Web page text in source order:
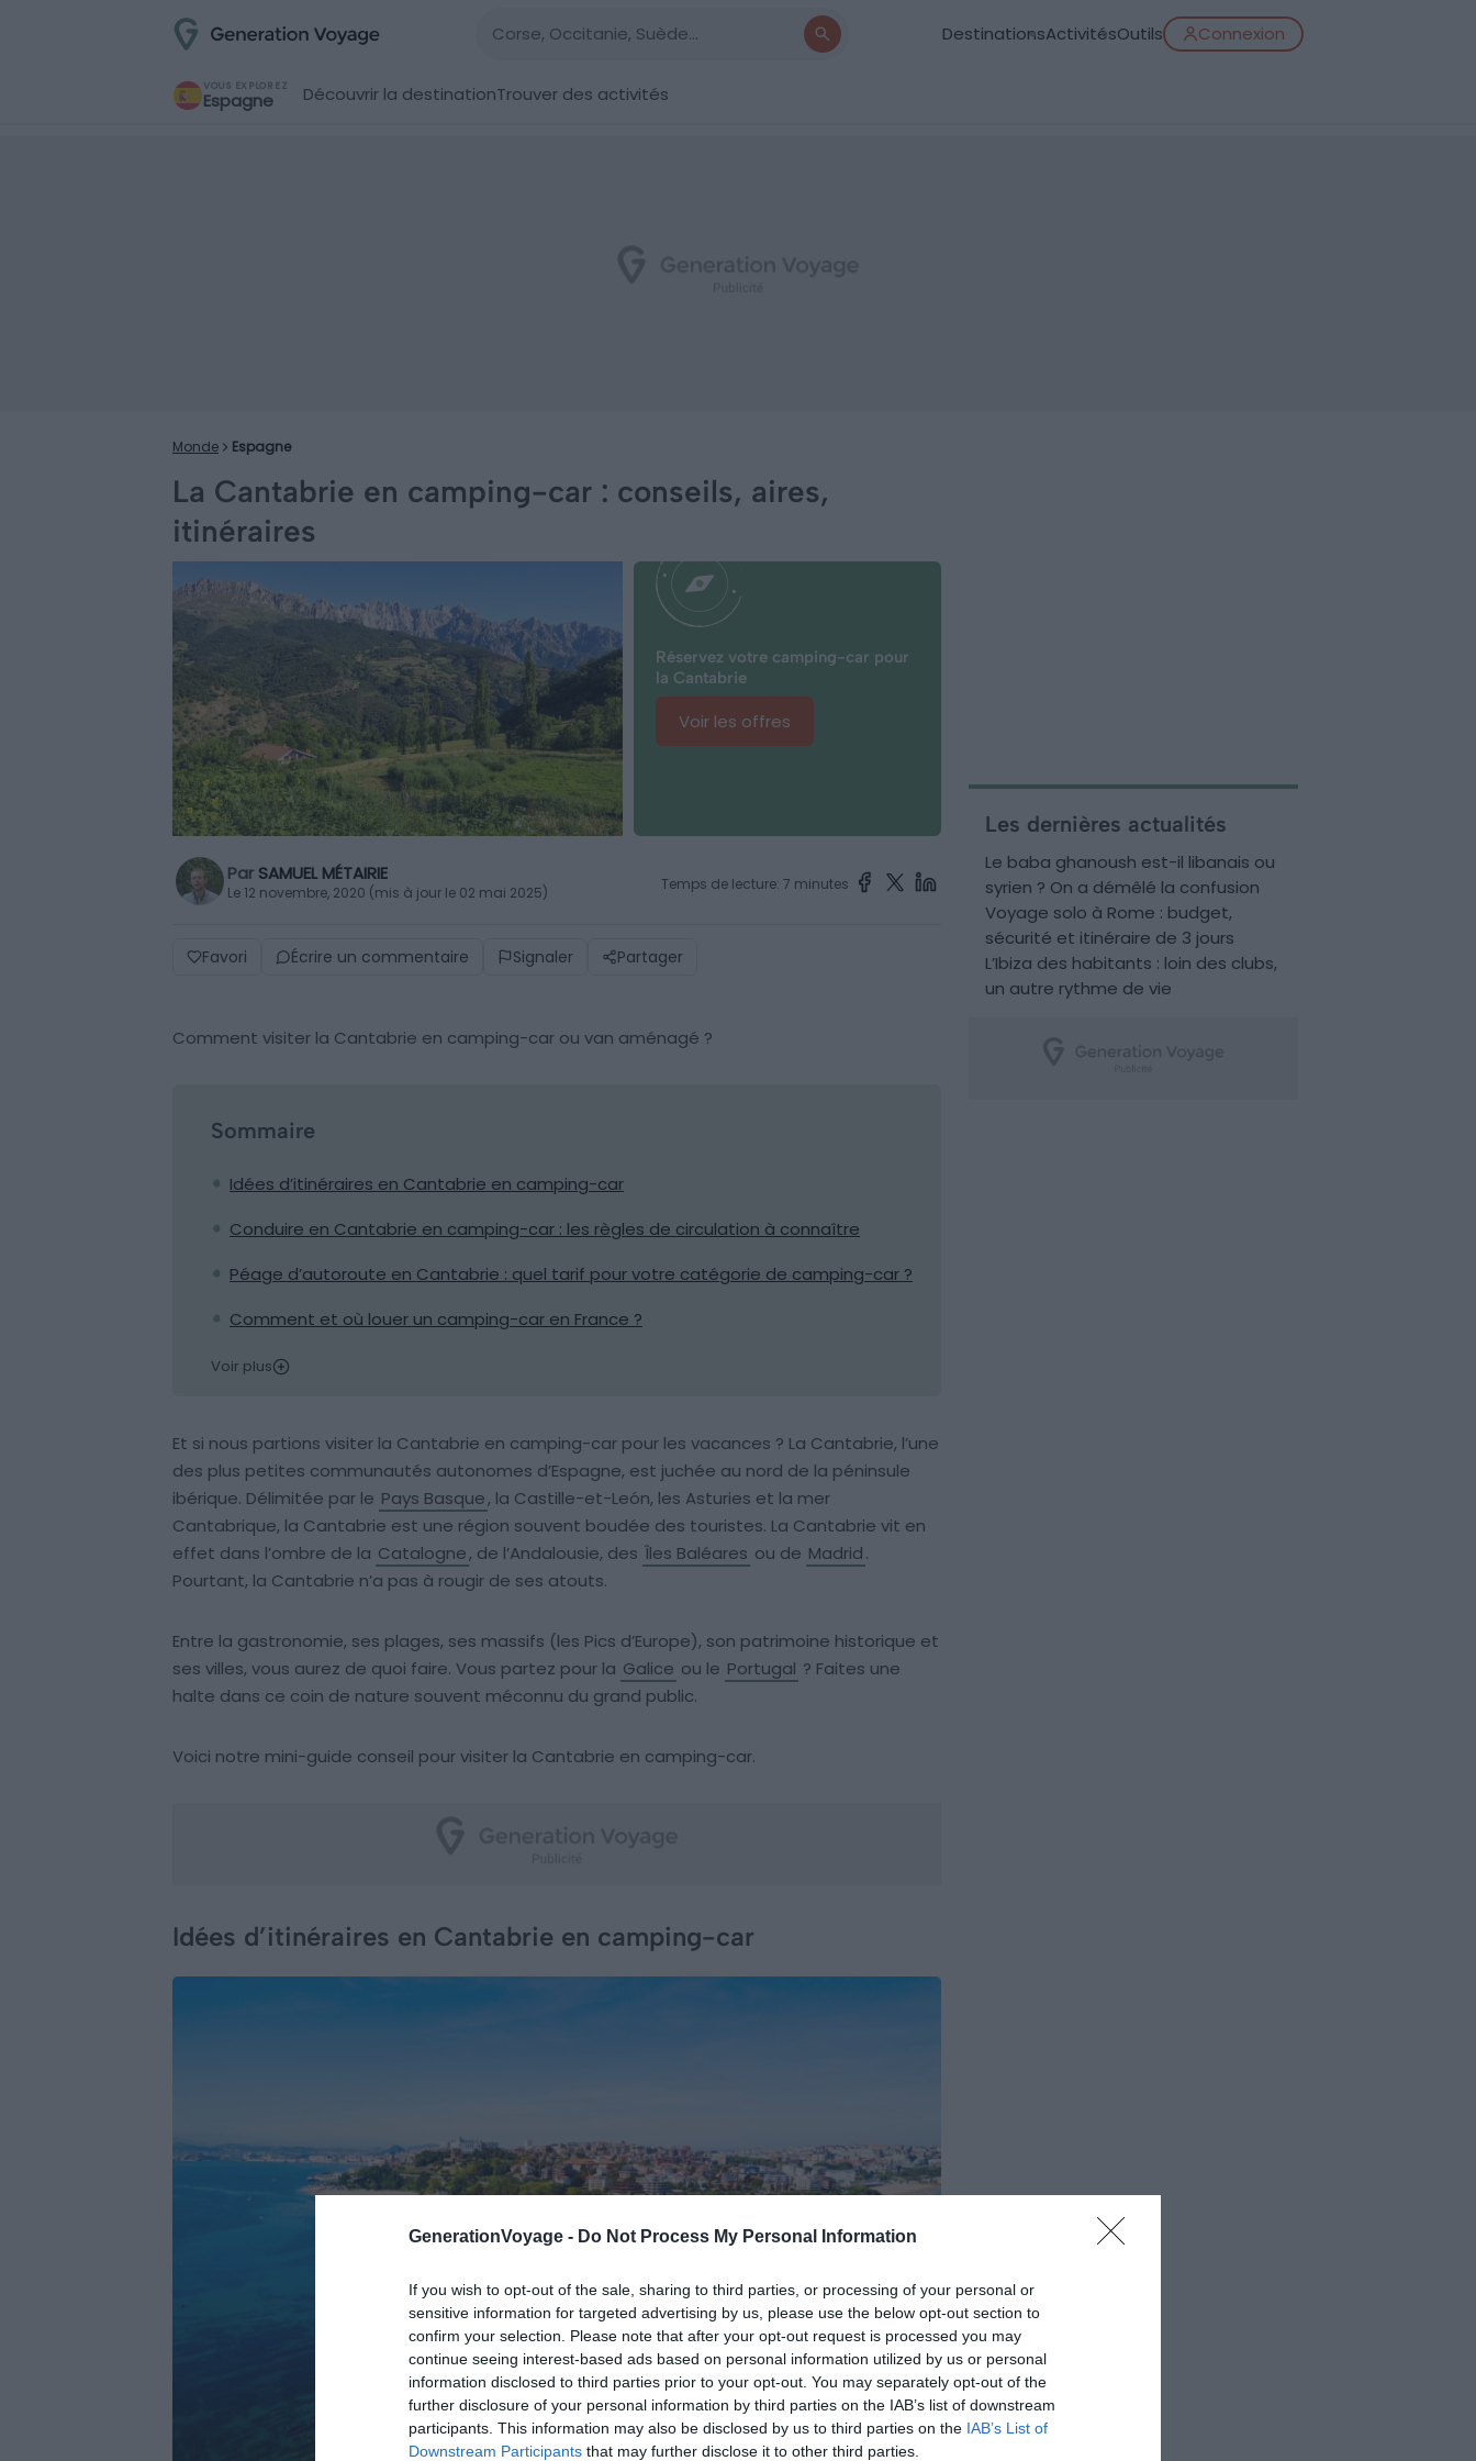
GenerationVoyage - Do Not Process My Personal Information
If you wish to opt-out of the sale, sharing to third parties, or processing of your personal or
sensitive information for targeted advertising by us, please use the below opt-out section to
confirm your selection. Please note that after your opt-out request is processed you may
continue seeing interest-based ads based on personal information utilized by us or personal
information disclosed to third parties prior to your opt-out. You may separately opt-out of the
further disclosure of your personal information by third parties on the IAB’s list of downstream
participants. This information may also be disclosed by us to third parties on the IAB’s List of
Downstream Participants that may further disclose it to other third parties.
DestinationsActivitésOutils Connexion
VOUS EXPLOREZ
Espagne Découvrir la destinationTrouver des activités
Monde Espagne
La Cantabrie en camping-car : conseils, aires,
itinéraires
Réservez votre camping-car pour
la Cantabrie
Voir les offres
Par SAMUEL MÉTAIRIE
Le 12 novembre, 2020 (mis à jour le 02 mai 2025) Temps de lecture: 7 minutes
Favori Écrire un commentaire Signaler Partager
Comment visiter la Cantabrie en camping-car ou van aménagé ?
Sommaire
Idées d’itinéraires en Cantabrie en camping-car
Conduire en Cantabrie en camping-car : les règles de circulation à connaître
Péage d’autoroute en Cantabrie : quel tarif pour votre catégorie de camping-car ?
Comment et où louer un camping-car en France ?
Voir plus
Et si nous partions visiter la Cantabrie en camping-car pour les vacances ? La Cantabrie, l’une
des plus petites communautés autonomes d’Espagne, est juchée au nord de la péninsule
ibérique. Délimitée par le Pays Basque, la Castille-et-León, les Asturies et la mer
Cantabrique, la Cantabrie est une région souvent boudée des touristes. La Cantabrie vit en
effet dans l’ombre de la Catalogne, de l’Andalousie, des Îles Baléares ou de Madrid.
Pourtant, la Cantabrie n’a pas à rougir de ses atouts.
Entre la gastronomie, ses plages, ses massifs (les Pics d’Europe), son patrimoine historique et
ses villes, vous aurez de quoi faire. Vous partez pour la Galice ou le Portugal ? Faites une
halte dans ce coin de nature souvent méconnu du grand public.
Voici notre mini-guide conseil pour visiter la Cantabrie en camping-car.
Idées d’itinéraires en Cantabrie en camping-car
Les dernières actualités
Le baba ghanoush est-il libanais ou
syrien ? On a démêlé la confusion
Voyage solo à Rome : budget,
sécurité et itinéraire de 3 jours
L’Ibiza des habitants : loin des clubs,
un autre rythme de vie